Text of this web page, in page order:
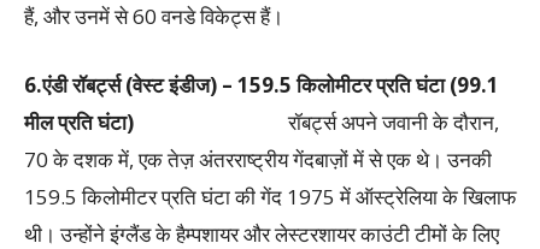
हैं, और उनमें से 60 वनडे विकेट्स हैं।
6.एंडी रॉबर्ट्स (वेस्ट इंडीज) – 159.5 किलोमीटर प्रति घंटा (99.1
मील प्रति घंटा) रॉबर्ट्स अपने जवानी के दौरान,
70 के दशक में, एक तेज़ अंतरराष्ट्रीय गेंदबाज़ों में से एक थे। उनकी
159.5 किलोमीटर प्रति घंटा की गेंद 1975 में ऑस्ट्रेलिया के खिलाफ
थी। उन्होंने इंग्लैंड के हैम्पशायर और लेस्टरशायर काउंटी टीमों के लिए